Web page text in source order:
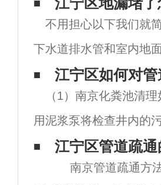
江宁区地漏堵了
不用担心以下我们就
下水道排水管和室内地
要组成部分，地漏的性
及空气质量，是卫生间
江宁区如何对
（1）南京化粪池清
用泥浆泵将检查井内的
中。需要疏浚的管道应
段。两个检查井之间的
江宁区管道疏
南京管道疏通方法